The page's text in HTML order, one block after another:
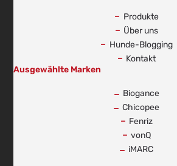
Produkte
Über uns
Hunde-Blogging
Kontakt
Ausgewählte Marken
Biogance
Chicopee
Fenriz
vonQ
iMARC